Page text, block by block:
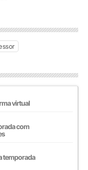
virtual
com
temporada